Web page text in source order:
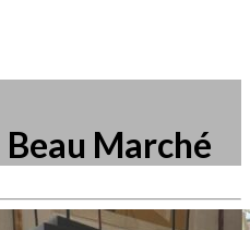
Marché
produkter have din